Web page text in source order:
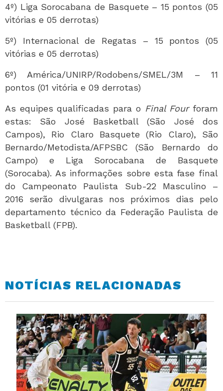
4º) Liga Sorocabana de Basquete – 15 pontos (05
vitórias e 05 derrotas)
5º) Internacional de Regatas – 15 pontos (05
vitórias e 05 derrotas)
6º) América/UNIRP/Rodobens/SMEL/3M – 11
pontos (01 vitória e 09 derrotas)
As equipes qualificadas para o Final Fourforam
estas: São José Basketball (São José dos
Campos), Rio Claro Basquete (Rio Claro), São
Bernardo/Metodista/AFPSBC (São Bernardo do
Campo) e Liga Sorocabana de Basquete
(Sorocaba). As informações sobre esta fase final
do Campeonato Paulista Sub-22 Masculino –
2016 serão divulgaras nos próximos dias pelo
departamento técnico da Federação Paulista de
Basketball (FPB).
NOTÍCIAS RELACIONADAS